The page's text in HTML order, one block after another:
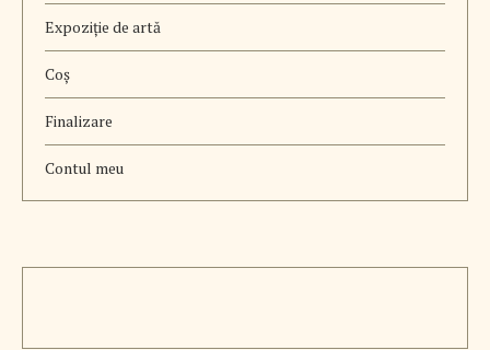
Expoziție de artă
Coș
Finalizare
Contul meu